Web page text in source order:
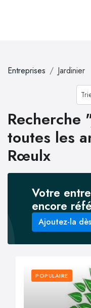
Entreprises Jardinier
Recherche
toutes les
Rœulx
Votre
encore
Ajoutez-la
POPULAIRE